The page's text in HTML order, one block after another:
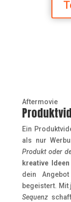
Aftermovie
Ein
als nur
Produkt oder
kreative Ideen
dein
begeistert.
Sequenz